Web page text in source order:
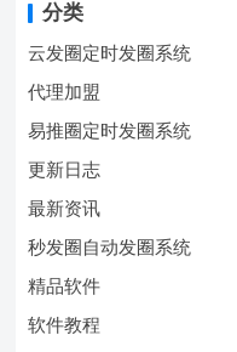
分类
云发圈定时发圈系统
代理加盟
易推圈定时发圈系统
更新日志
最新资讯
秒发圈自动发圈系统
精品软件
软件教程